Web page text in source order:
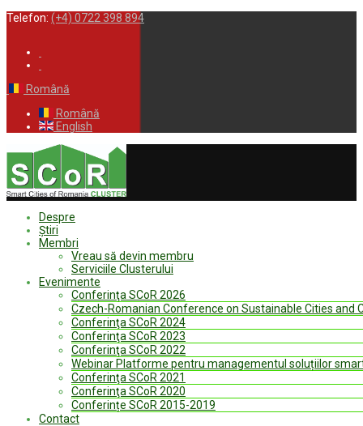
Telefon: (+4) 0722 398 894
Română
Română
English
Despre
Ştiri
Membri
Vreau să devin membru
Serviciile Clusterului
Evenimente
Conferinţa SCoR 2026
Czech-Romanian Conference on Sustainable Cities and
Conferinţa SCoR 2024
Conferinţa SCoR 2023
Conferinţa SCoR 2022
Webinar Platforme pentru managementul soluțiilor
Conferinţa SCoR 2021
Conferinţa SCoR 2020
Conferințe SCoR 2015-2019
Contact